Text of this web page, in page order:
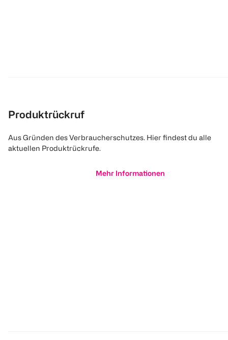
Produktrückruf
Aus Gründen des Verbraucherschutzes. Hier findest du alle
aktuellen Produktrückrufe.
Mehr Informationen